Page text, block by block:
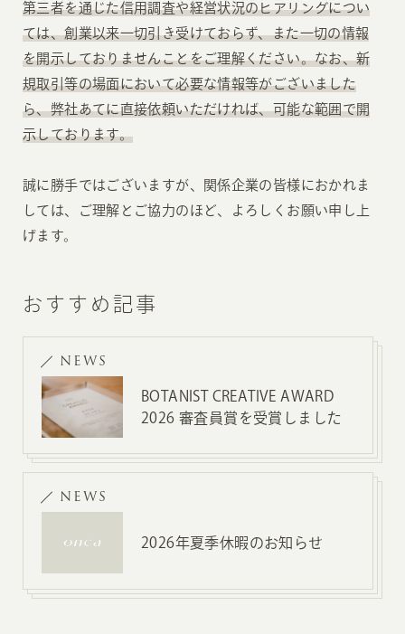
第三者を通じた信用調査や経営状況のヒアリングについ
ては、創業以来一切引き受けておらず、また一切の情報
を開示しておりませんことをご理解ください。なお、新
規取引等の場面において必要な情報等がございました
ら、弊社あてに直接依頼いただければ、可能な範囲で開
示しております。
誠に勝手ではございますが、関係企業の皆様におかれま
しては、ご理解とご協力のほど、よろしくお願い申し上
げます。
おすすめ記事
NEWS
BOTANIST CREATIVE AWARD
2026 審査員賞を受賞しました
NEWS
2026年夏季休暇のお知らせ